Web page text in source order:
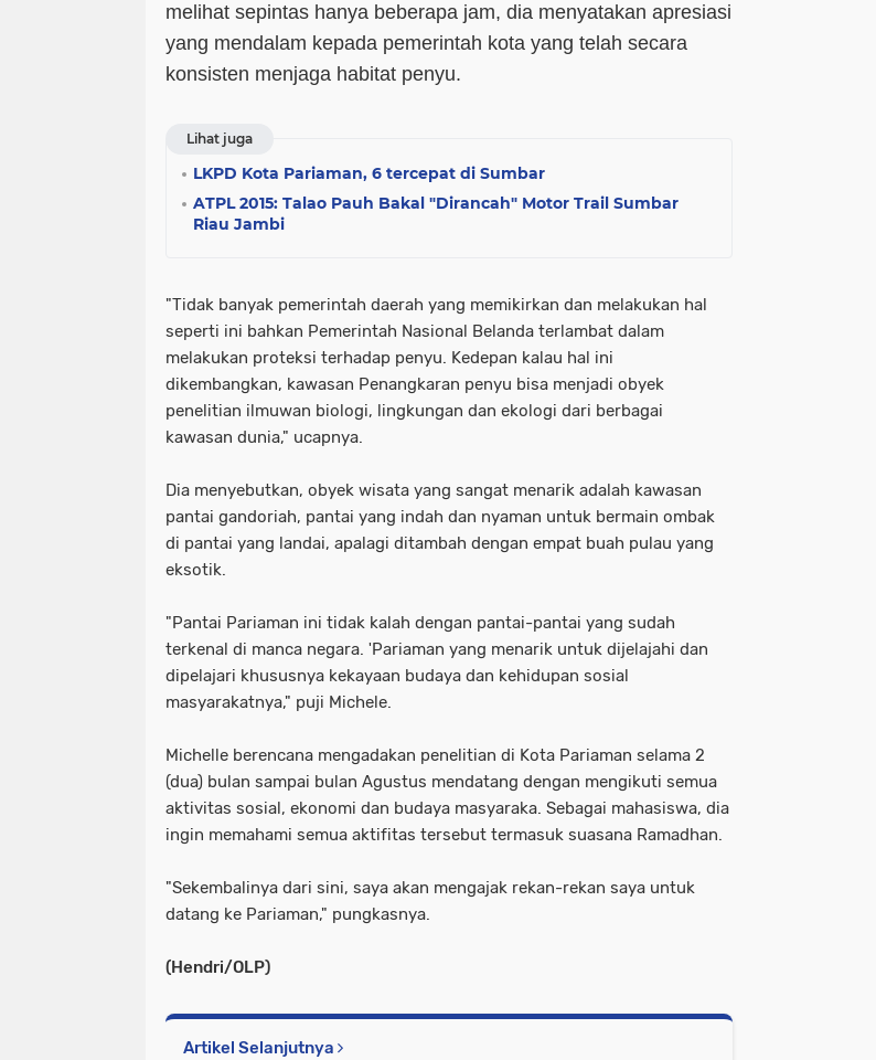
melihat sepintas hanya beberapa jam, dia menyatakan apresiasi
yang mendalam kepada pemerintah kota yang telah secara
konsisten menjaga habitat penyu.
Lihat juga
LKPD Kota Pariaman, 6 tercepat di Sumbar
ATPL 2015: Talao Pauh Bakal "Dirancah" Motor Trail Sumbar
Riau Jambi
"Tidak banyak pemerintah daerah yang memikirkan dan melakukan hal
seperti ini bahkan Pemerintah Nasional Belanda terlambat dalam
melakukan proteksi terhadap penyu. Kedepan kalau hal ini
dikembangkan, kawasan Penangkaran penyu bisa menjadi obyek
penelitian ilmuwan biologi, lingkungan dan ekologi dari berbagai
kawasan dunia," ucapnya.
Dia menyebutkan, obyek wisata yang sangat menarik adalah kawasan
pantai gandoriah, pantai yang indah dan nyaman untuk bermain ombak
di pantai yang landai, apalagi ditambah dengan empat buah pulau yang
eksotik.
"Pantai Pariaman ini tidak kalah dengan pantai-pantai yang sudah
terkenal di manca negara. ʹPariaman yang menarik untuk dijelajahi dan
dipelajari khususnya kekayaan budaya dan kehidupan sosial
masyarakatnya," puji Michele.
Michelle berencana mengadakan penelitian di Kota Pariaman selama 2
(dua) bulan sampai bulan Agustus mendatang dengan mengikuti semua
aktivitas sosial, ekonomi dan budaya masyaraka. Sebagai mahasiswa, dia
ingin memahami semua aktifitas tersebut termasuk suasana Ramadhan.
"Sekembalinya dari sini, saya akan mengajak rekan-rekan saya untuk
datang ke Pariaman," pungkasnya.
(Hendri/OLP)
Artikel Selanjutnya